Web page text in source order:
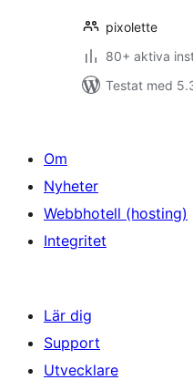
pixolette
80+ aktiva
Testat med
Om
Nyheter
Webbhotell (hosting)
Integritet
Lär dig
Support
Utvecklare